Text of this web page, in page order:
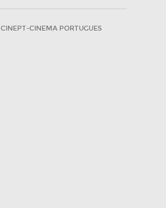
CINEPT-CINEMA PORTUGUES